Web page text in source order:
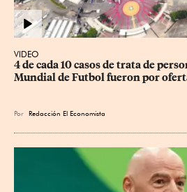
VIDEO
4 de cada 10 casos de trata de
Mundial de Futbol fueron por
Por Redacción El Economista